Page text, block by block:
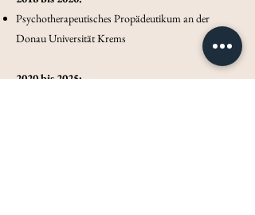
Psychotherapeutisches Propädeutikum an der
Donau Universität Krems
2020 bis 2025: